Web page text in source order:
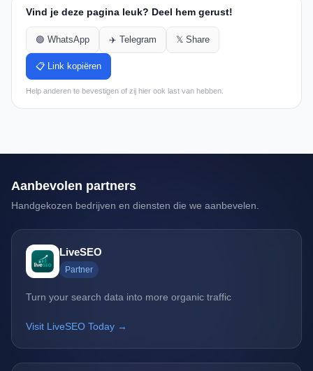
Vind je deze pagina leuk? Deel hem gerust!
🟢 WhatsApp ✈️ Telegram 𝕏 Share
📋 Link kopiëren
Help anderen te bevestigen of zij hier ook last van hebben.
Aanbevolen partners
Handgekozen bedrijven en diensten die we aanbevelen.
LiveSEO
Partner
Turn your search data into more organic traffic
Visit LiveSEO Today →